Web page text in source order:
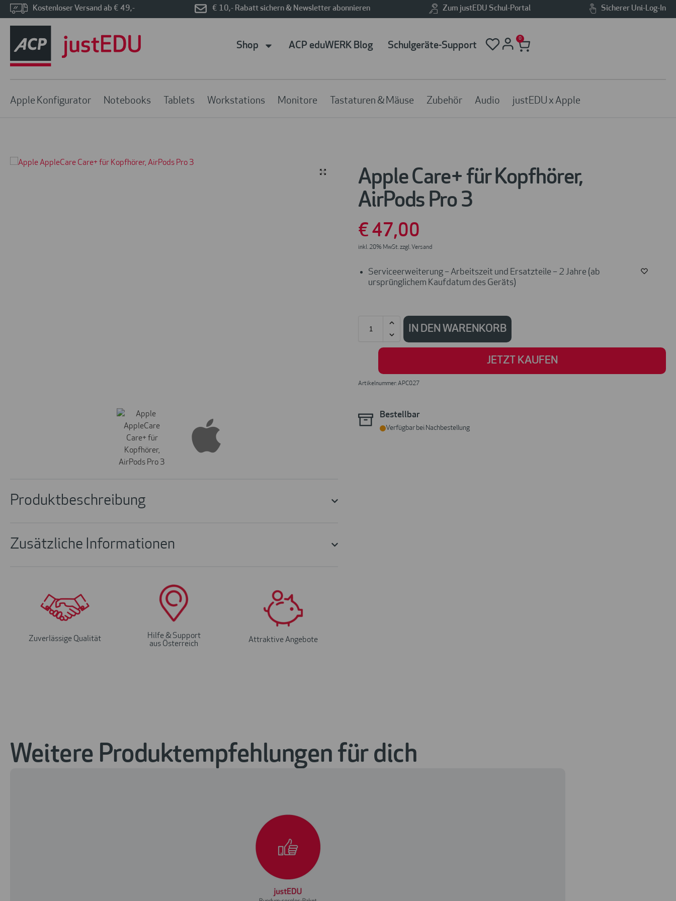
Kostenloser Versand ab € 49,- € 10,- Rabatt sichern & Newsletter abonnieren Zum justEDU Schul-Portal Sicherer Uni-Log-In
Shop ACP eduWERK Blog Schulgeräte-Support
0
Apple Konfigurator Notebooks Tablets Workstations Monitore Tastaturen & Mäuse Zubehör Audio justEDU x Apple
Produktbeschreibung
Zusätzliche Informationen
Zuverlässige Qualität
Hilfe & Support
aus Österreich
Attraktive Angebote
Apple Care+ für Kopfhörer,
AirPods Pro 3
€ 47,00
inkl. 20% MwSt. zzgl. Versand
Serviceerweiterung – Arbeitszeit und Ersatzteile – 2 Jahre (ab
ursprünglichem Kaufdatum des Geräts)
IN DEN WARENKORB
JETZT KAUFEN
Artikelnummer: APC027
Bestellbar
Verfügbar bei Nachbestellung
Weitere Produktempfehlungen für dich